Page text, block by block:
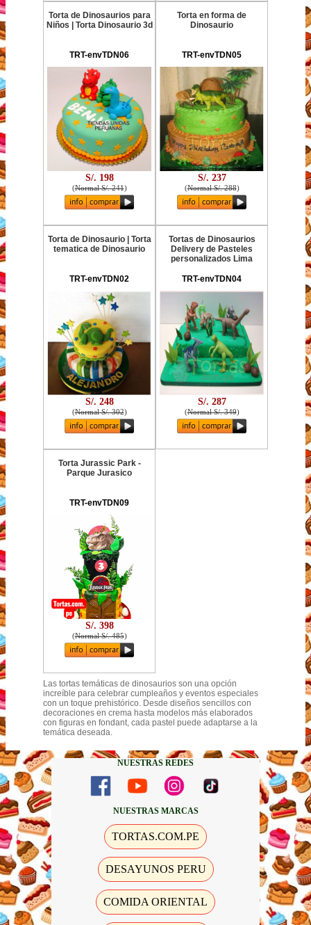
Torta de Dinosaurios para
Niños | Torta Dinosaurio 3d
TRT-envTDN06
S/. 198
(Normal S/. 241)
Torta en forma de
Dinosaurio
TRT-envTDN05
S/. 237
(Normal S/. 288)
Torta de Dinosaurio | Torta
tematica de Dinosaurio
TRT-envTDN02
S/. 248
(Normal S/. 302)
Tortas de Dinosaurios
Delivery de Pasteles
personalizados Lima
TRT-envTDN04
S/. 287
(Normal S/. 349)
Torta Jurassic Park -
Parque Jurasico
TRT-envTDN09
S/. 398
(Normal S/. 485)
Las tortas temáticas de dinosaurios son una opción
increíble para celebrar cumpleaños y eventos especiales
con un toque prehistórico. Desde diseños sencillos con
decoraciones en crema hasta modelos más elaborados
con figuras en fondant, cada pastel puede adaptarse a la
temática deseada.
NUESTRAS REDES
NUESTRAS MARCAS
TORTAS.COM.PE
DESAYUNOS PERU
COMIDA ORIENTAL